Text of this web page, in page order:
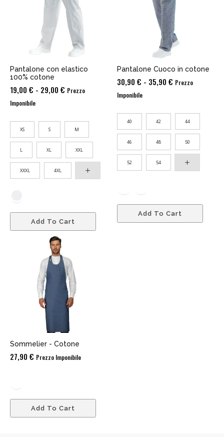
Pantalone con elastico
100% cotone
19,00 € - 29,00 € Fascia
19,00 €
29,00 €
Prezzo
Imponibile
XS S M
L XL XXL
XXXL 4XL
Add To Cart
Pantalone Cuoco in cotone
30,90 € - 35,90 € Fascia
30,90 €
35,90 €
Prezzo
Imponibile
40 42 44
46 48 50
52 54
Add To Cart
Sommelier - Cotone
27,90 € Prezzo Imponibile
Add To Cart